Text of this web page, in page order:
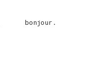
bonjour.